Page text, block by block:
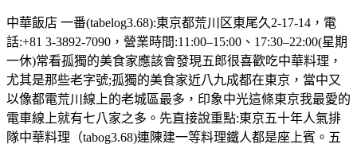
中華飯店 一番(tabelog3.68):東京都荒川区東尾久2-17-14，電
話:+81 3-3892-7090，營業時間:11:00–15:00、17:30–22:00(星期
一休)常看孤獨的美食家應該會發現五郎很喜歡吃中華料理，
尤其是那些老字號;孤獨的美食家近八九成都在東京，當中又
以像都電荒川線上的老城區最多，印象中光這條東京我最愛的
電車線上就有七八家之多。先直接說重點:東京五十年人氣排
隊中華料理（tabog3.68)連陳建一等料理鐵人都是座上賓。五